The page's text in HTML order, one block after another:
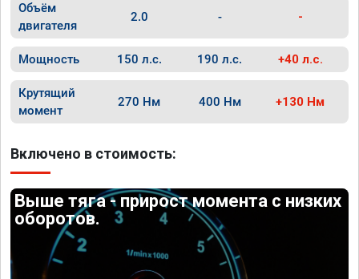
Объём
двигателя
2.0 - -
Мощность 150 л.с. 190 л.с. +40 л.с.
Крутящий
момент
270 Нм 400 Нм +130 Нм
Включено в стоимость:
Выше тяга - прирост момента с низких
оборотов.